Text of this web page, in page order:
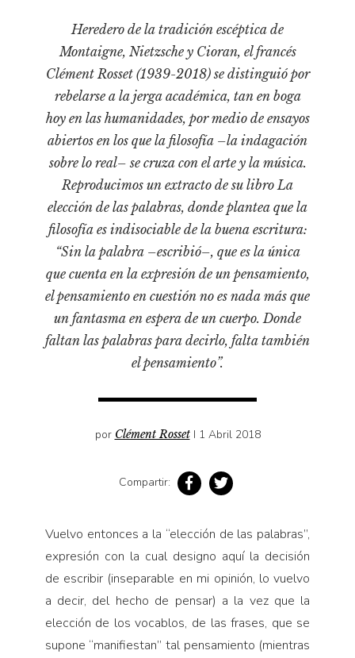
Documentos
Fragmentos
Gran reserva
Historia material de los libros
Lagunas mentales
Libros usados
Literatura
Medioambiente
Narrativas visuales
Pensamiento
Pensamiento ilustrado
Heredero de la tradición escéptica de
Montaigne, Nietzsche y Cioran, el francés
Clément Rosset (1939-2018) se distinguió por
rebelarse a la jerga académica, tan en boga
hoy en las humanidades, por medio de ensayos
abiertos en los que la filosofía –la indagación
sobre lo real– se cruza con el arte y la música.
Reproducimos un extracto de su libro La
elección de las palabras, donde plantea que la
filosofía es indisociable de la buena escritura:
“Sin la palabra –escribió–, que es la única
que cuenta en la expresión de un pensamiento,
el pensamiento en cuestión no es nada más que
un fantasma en espera de un cuerpo. Donde
faltan las palabras para decirlo, falta también
el pensamiento”.
por Clément Rosset I 1 Abril 2018
Compartir:
Vuelvo entonces a la “elección de las palabras”,
expresión con la cual designo aquí la decisión
de escribir (inseparable en mi opinión, lo vuelvo
a decir, del hecho de pensar) a la vez que la
elección de los vocablos, de las frases, que se
supone “manifiestan” tal pensamiento (mientras